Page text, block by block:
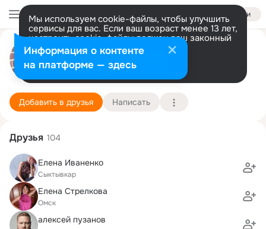
Войти
Мы используем cookie-файлы, чтобы улучшить
сервисы для вас. Если ваш возраст менее 13 лет,
настроить cookie-файлы должен ваш законный
представитель. Больше информации
Разрешить все Настроить
Дарья Иванова
Москва 15 мая (39 лет)
Подробнее
Добавить в друзья Написать
Друзья 104
Елена Иваненко
Сыктывкар
Елена Стрелкова
Омск
алексей пузанов
Информация о контенте
на платформе — здесь